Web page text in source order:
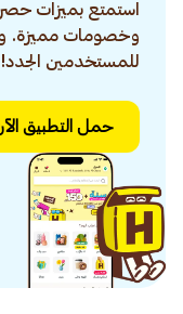
استمتع بميزات
وخصومات مميزة.
للمستخدمين الجدد!
حمل التطبيق